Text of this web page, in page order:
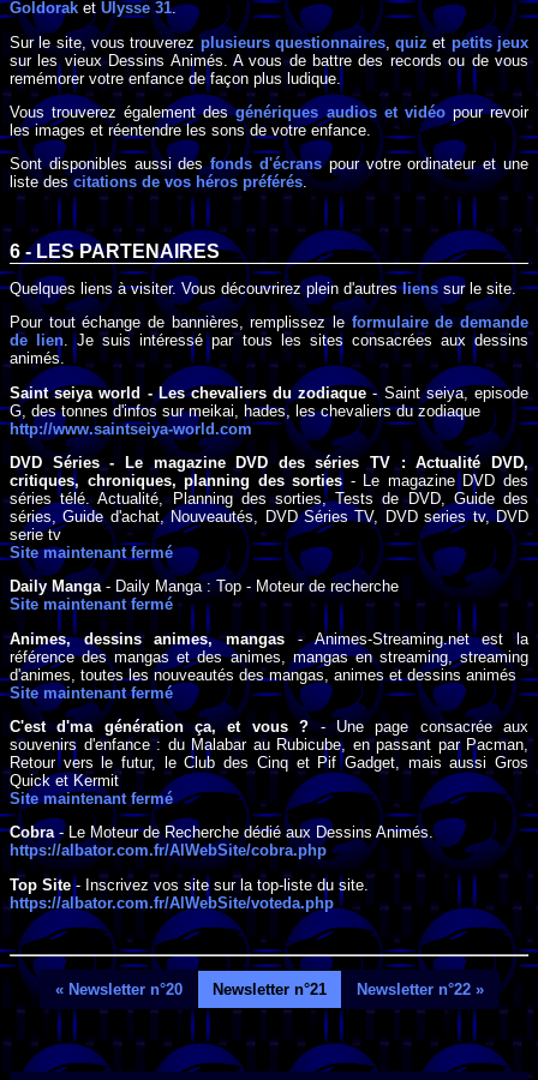
Goldorak et Ulysse 31.
Sur le site, vous trouverezplusieurs questionnaires,quizetpetits jeux
sur les vieux Dessins Animés. A vous de battre des records ou de vous
remémorer votre enfance de façon plus ludique.
Vous trouverez également desgénériques audios et vidéopour revoir
les images et réentendre les sons de votre enfance.
Sont disponibles aussi desfonds d'écranspour votre ordinateur et une
liste descitations de vos héros préférés.
6 - LES PARTENAIRES
Quelques liens à visiter. Vous découvrirez plein d'autresliens sur le site.
Pour tout échange de bannières, remplissez leformulaire de demande
de lien. Je suis intéressé par tous les sites consacrées aux dessins
animés.
Saint seiya world - Les chevaliers du zodiaque- Saint seiya, episode
G, des tonnes d'infos sur meikai, hades, les chevaliers du zodiaque
http://www.saintseiya-world.com
DVD Séries - Le magazine DVD des séries TV : Actualité DVD,
critiques, chroniques, planning des sorties- Le magazine DVD des
séries télé. Actualité, Planning des sorties, Tests de DVD, Guide des
séries, Guide d'achat, Nouveautés, DVD Séries TV, DVD series tv, DVD
serie tv
Site maintenant fermé
Daily Manga- Daily Manga : Top - Moteur de recherche
Site maintenant fermé
Animes, dessins animes, mangas - Animes-Streaming.net est la
référence des mangas et des animes, mangas en streaming, streaming
d'animes, toutes les nouveautés des mangas, animes et dessins animés
Site maintenant fermé
C'est d'ma génération ça, et vous ?- Une page consacrée aux
souvenirs d'enfance : du Malabar au Rubicube, en passant par Pacman,
Retour vers le futur, le Club des Cinq et Pif Gadget, mais aussi Gros
Quick et Kermit
Site maintenant fermé
Cobra- Le Moteur de Recherche dédié aux Dessins Animés.
https://albator.com.fr/AlWebSite/cobra.php
Top Site- Inscrivez vos site sur la top-liste du site.
https://albator.com.fr/AlWebSite/voteda.php
« Newsletter n°20 Newsletter n°21 Newsletter n°22 »